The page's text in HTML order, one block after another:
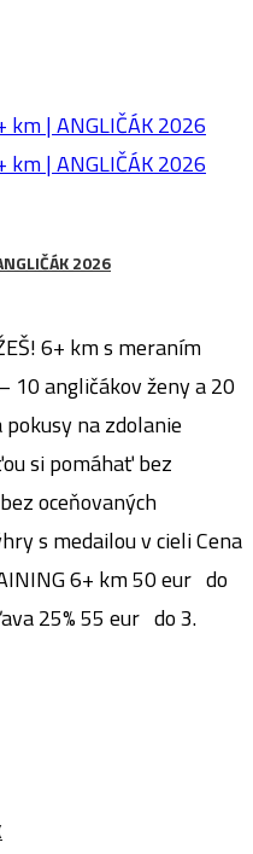
2026
€.
6+ km s meraním
10 angličákov ženy a 20
na zdolanie
si pomáhať bez
oceňovaných
s medailou v cieli Cena
6+ km 50 eur do
25% 55 eur do 3.